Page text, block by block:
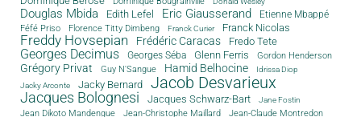
Douglas Mbida Edith Lefel Eric Giausserand Etienne Mbappé
Féfé Priso Florence Titty Dimbeng Franck Curier Franck Nicolas
Freddy Hovsepian Frédéric Caracas Fredo Tete
Georges Decimus Georges Séba Glenn Ferris Gordon Henderson
Grégory Privat Guy N'Sangue Hamid Belhocine
Idrissa Diop
Jacky Arconte
Jacky Bernard Jacob Desvarieux
Jacques Bolognesi Jacques Schwarz-Bart Jane Fostin
Jean Dikoto Mandengue Jean-Christophe Maillard Jean-Claude Montredon